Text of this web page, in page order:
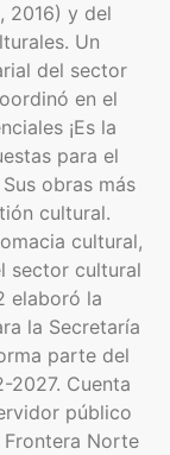
2016) y del
Un
del sector
en el
¡Es la
para el
obras más
cultural.
cultural,
sector cultural
elaboró la
la Secretaría
parte del
2027. Cuenta
público
Norte